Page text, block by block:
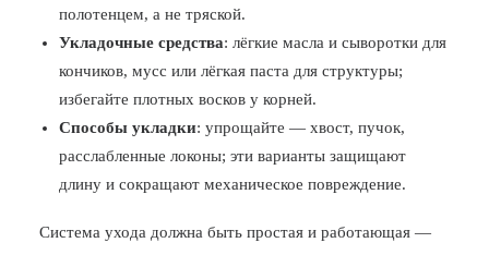
полотенцем, а не тряской.
Укладочные средства: лёгкие масла и сыворотки для
кончиков, мусс или лёгкая паста для структуры;
избегайте плотных восков у корней.
Способы укладки: упрощайте — хвост, пучок,
расслабленные локоны; эти варианты защищают
длину и сокращают механическое повреждение.
Система ухода должна быть простая и работающая —